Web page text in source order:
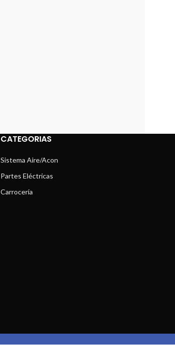
CATEGORIAS
Sistema Aire/Acon
Partes Eléctricas
Carrocería